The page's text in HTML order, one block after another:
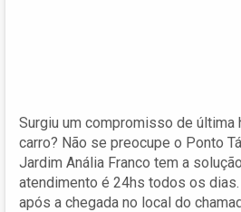
Surgiu um compromisso de última
carro? Não se preocupe o Ponto
Jardim Anália Franco tem a
atendimento é 24hs todos os
após a chegada no local do